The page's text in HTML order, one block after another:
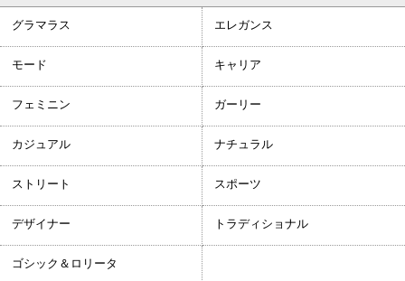
グラマラス エレガンス
モード キャリア
フェミニン ガーリー
カジュアル ナチュラル
ストリート スポーツ
デザイナー トラディショナル
ゴシック＆ロリータ